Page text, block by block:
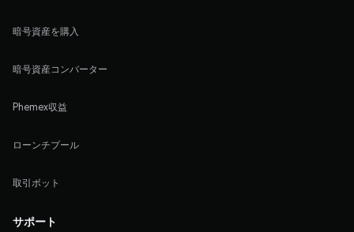
暗号資産を購入
暗号資産コンバーター
Phemex収益
ローンチプール
取引ボット
サポート